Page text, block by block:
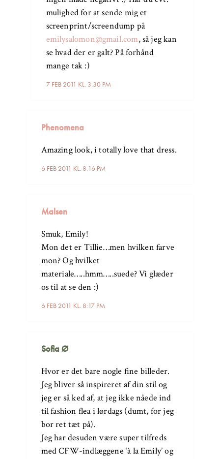
7 FEB 2011 KL. 3:30 PM
mulighed for at sende mig et
screenprint/screendump på
emilysalomon@gmail.com, så jeg kan
se hvad der er galt? På forhånd
mange tak :)
Phenomena
6 FEB 2011 KL. 8:16 PM
Amazing look, i totally love that dress.
Malsen
6 FEB 2011 KL. 8:17 PM
Smuk, Emily!
Mon det er Tillie…men hvilken farve
mon? Og hvilket
materiale…..hmm…..suede? Vi glæder
os til at se den :)
Sofia Ø
Hvor er det bare nogle fine billeder.
Jeg bliver så inspireret af din stil og
jeg er så ked af, at jeg ikke nåede ind
til fashion flea i lørdags (dumt, for jeg
bor ret tæt på).
Jeg har desuden være super tilfreds
med CFW-indlæggene ‘à la Emily’ og